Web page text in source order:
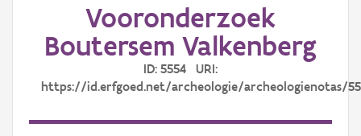
Vooronderzoek
Boutersem Valkenberg
ID: 5554 URI:
https://id.erfgoed.net/archeologie/archeologienotas/